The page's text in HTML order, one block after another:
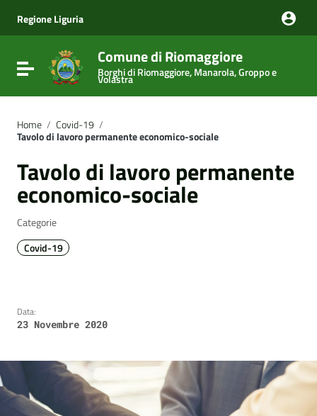
Vai al menu di navigazione
Vai al footer
Regione Liguria
Attiva / disattiva la navigazione
Comune di Riomaggiore
Borghi di Riomaggiore, Manarola, Groppo e
Volastra
Home / Covid-19 /
Tavolo di lavoro permanente economico-sociale
Tavolo di lavoro permanente
economico-sociale
Categorie
Covid-19
Data:
23 Novembre 2020